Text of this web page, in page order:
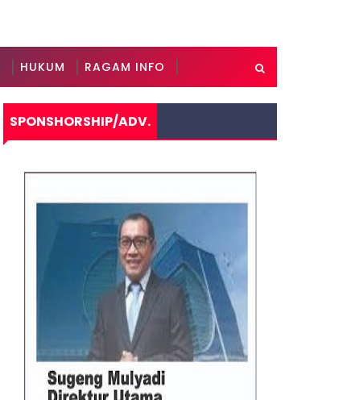
HUKUM RAGAM INFO
SPONSHORSHIP/ADV.